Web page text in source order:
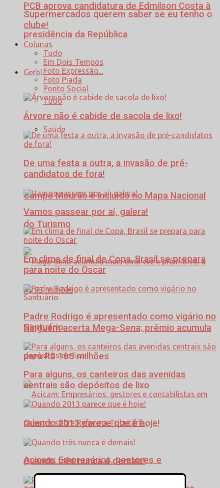
PCB aprova candidatura de Edmilson Costa à
presidência da República
Geral
Tudo
Saúde
Campo Mourão é incluído no Mapa Nacional
do Turismo
Ninguém acerta Mega-Sena; prêmio acumula
para R$ 165 milhões
Acicam: Empresários, gestores e
Supermercados querem saber se eu tenho o
clube!
Colunas
Tudo
Em Dois Tempos
Foto Expressão...
Foto Piada
Ponto Social
Árvore não é cabide de sacola de lixo!
De uma festa a outra, a invasão de pré-
candidatos de fora!
Vamos passear por aí, galera!
Em clima de final de Copa, Brasil se prepara
para noite do Oscar
Padre Rodrigo é apresentado como vigário no
Santuário
Para alguns, os canteiros das avenidas
centrais são depósitos de lixo
Quando 2013 parece que é hoje!
Quando três nunca é demais!